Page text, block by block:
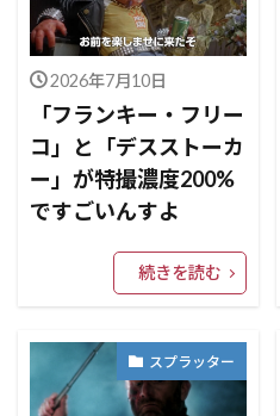
2026年7月10日
「フランキー・フリー
コ」と「デスストーカ
ー」が特撮濃度200%
ですごいんすよ
続きを読む
スプラッター